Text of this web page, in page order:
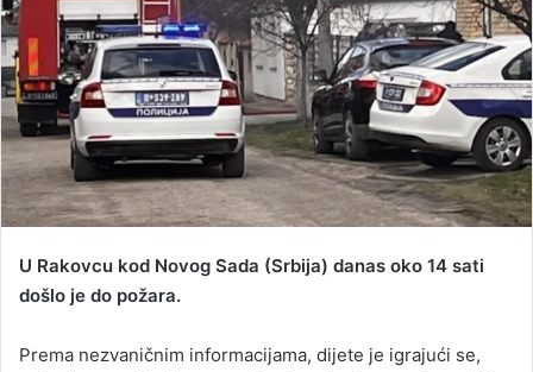
U Rakovcu kod Novog Sada (Srbija) danas oko 14 sati
došlo je do požara.
Prema nezvaničnim informacijama, dijete je igrajući se,